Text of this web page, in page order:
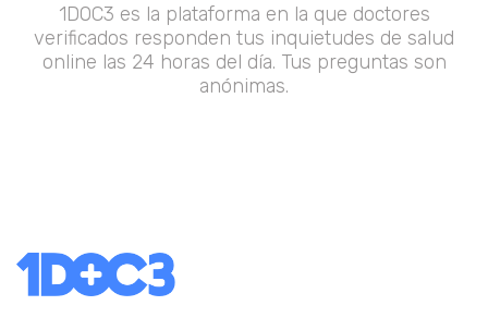
1DOC3 es la plataforma en la que doctores
verificados responden tus inquietudes de salud
online las 24 horas del día. Tus preguntas son
anónimas.